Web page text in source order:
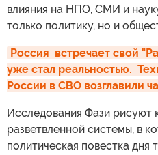
влияния на НПО, СМИ и
только политику, но и
Россия  встречает свой
уже стал реальностью.
России в СВО возглавили
Исследования Фази рисуют
разветвленной системы, в
политическая повестка дня